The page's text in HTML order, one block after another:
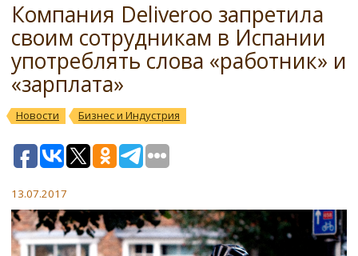
Компания Deliveroo запретила
своим сотрудникам в Испании
употреблять слова «работник» и
«зарплата»
Новости Бизнес и Индустрия
13.07.2017